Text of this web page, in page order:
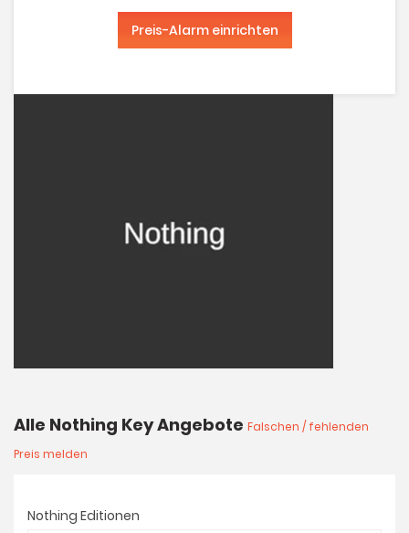
Preis-Alarm einrichten
Alle Nothing Key Angebote Falschen / fehlenden
Preis melden
Nothing Editionen